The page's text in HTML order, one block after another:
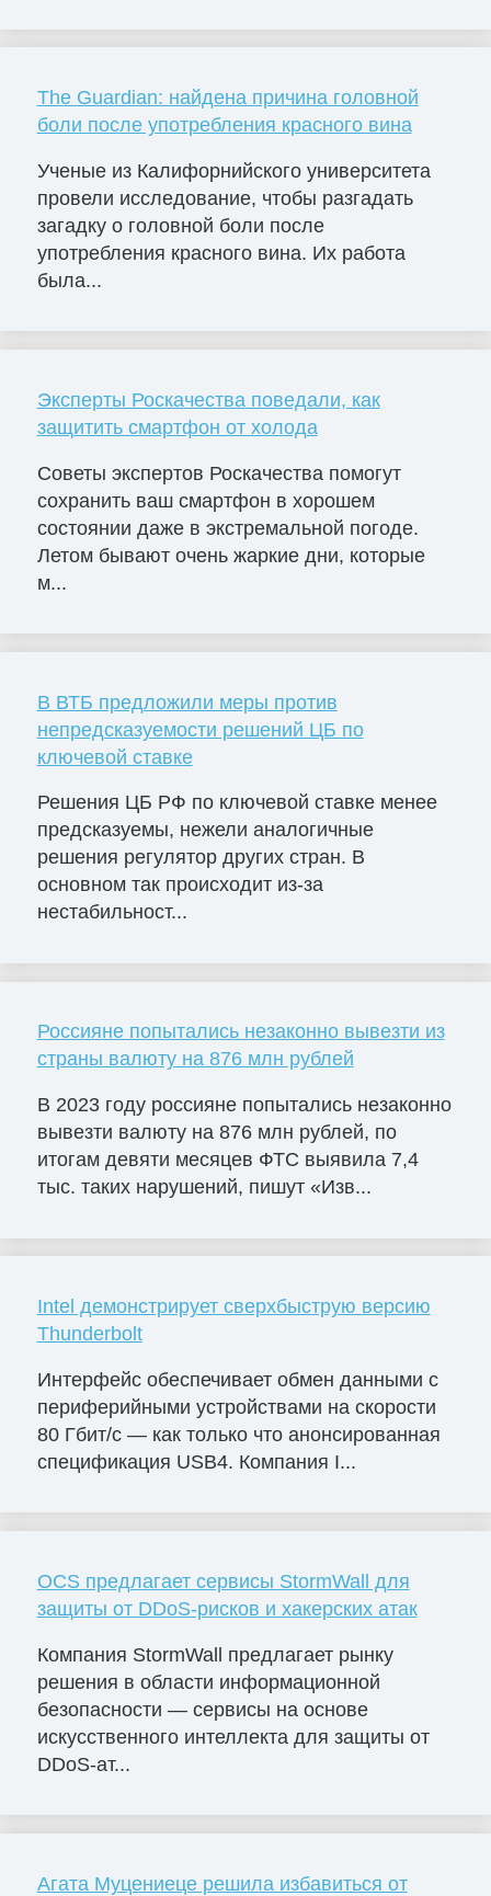
The Guardian: найдена причина головной
боли после употребления красного вина
Ученые из Калифорнийского университета
провели исследование, чтобы разгадать
загадку о головной боли после
употребления красного вина. Их работа
была...
Эксперты Роскачества поведали, как
защитить смартфон от холода
Советы экспертов Роскачества помогут
сохранить ваш смартфон в хорошем
состоянии даже в экстремальной погоде.
Летом бывают очень жаркие дни, которые
м...
В ВТБ предложили меры против
непредсказуемости решений ЦБ по
ключевой ставке
Решения ЦБ РФ по ключевой ставке менее
предсказуемы, нежели аналогичные
решения регулятор других стран. В
основном так происходит из-за
нестабильност...
Россияне попытались незаконно вывезти из
страны валюту на 876 млн рублей
В 2023 году россияне попытались незаконно
вывезти валюту на 876 млн рублей, по
итогам девяти месяцев ФТС выявила 7,4
тыс. таких нарушений, пишут «Изв...
Intel демонстрирует сверхбыструю версию
Thunderbolt
Интерфейс обеспечивает обмен данными с
периферийными устройствами на скорости
80 Гбит/с — как только что анонсированная
спецификация USB4. Компания I...
OCS предлагает сервисы StormWall для
защиты от DDoS-рисков и хакерских атак
Компания StormWall предлагает рынку
решения в области информационной
безопасности — сервисы на основе
искусственного интеллекта для защиты от
DDoS-ат...
Агата Муцениеце решила избавиться от